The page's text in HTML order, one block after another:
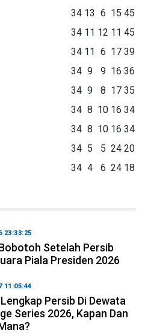
34 13 6 15 45
34 11 12 11 45
34 11 6 17 39
34 9 9 16 36
34 9 8 17 35
34 8 10 16 34
34 8 10 16 34
34 5 5 24 20
34 4 6 24 18
23:33:25
Setelah Persib
Piala Presiden 2026
11:05:44
Persib Di Dewata
Series 2026, Kapan Dan